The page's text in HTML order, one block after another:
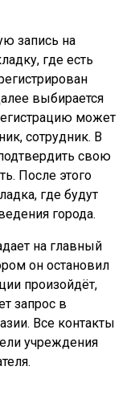
запись на
где есть
выбирается
может
сотрудник. В
свою
После этого
где будут
города.
на главный
он остановил
произойдёт,
запрос в
Все контакты
учреждения